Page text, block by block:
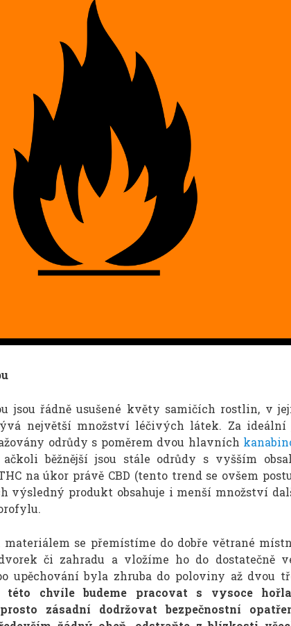
jsou řádně usušené květy samičích rostlin, v
největší množství léčivých látek. Za ideální
odrůdy s poměrem dvou hlavních
ačkoli běžnější jsou stále odrůdy s vyšším
na úkor právě CBD (tento trend se ovšem
výsledný produkt obsahuje i menší množství
materiálem se přemístíme do dobře větrané
či zahradu a vložíme ho do dostatečně
upěchování byla zhruba do poloviny až dvou
této chvíle budeme pracovat s vysoce
zásadní dodržovat bezpečnostní